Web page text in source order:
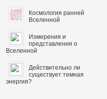
Космология ранней
Вселенной
Измерения и
представления о
Вселенной
Действительно ли
существует темная
энергия?